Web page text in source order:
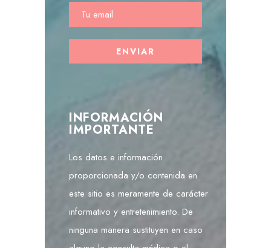
INFORMACIÓN
IMPORTANTE
Los datos e información
proporcionada y/o contenida en
este sitio es meramente de carácter
informativo y entretenimiento. De
ninguna manera sustituyen en caso